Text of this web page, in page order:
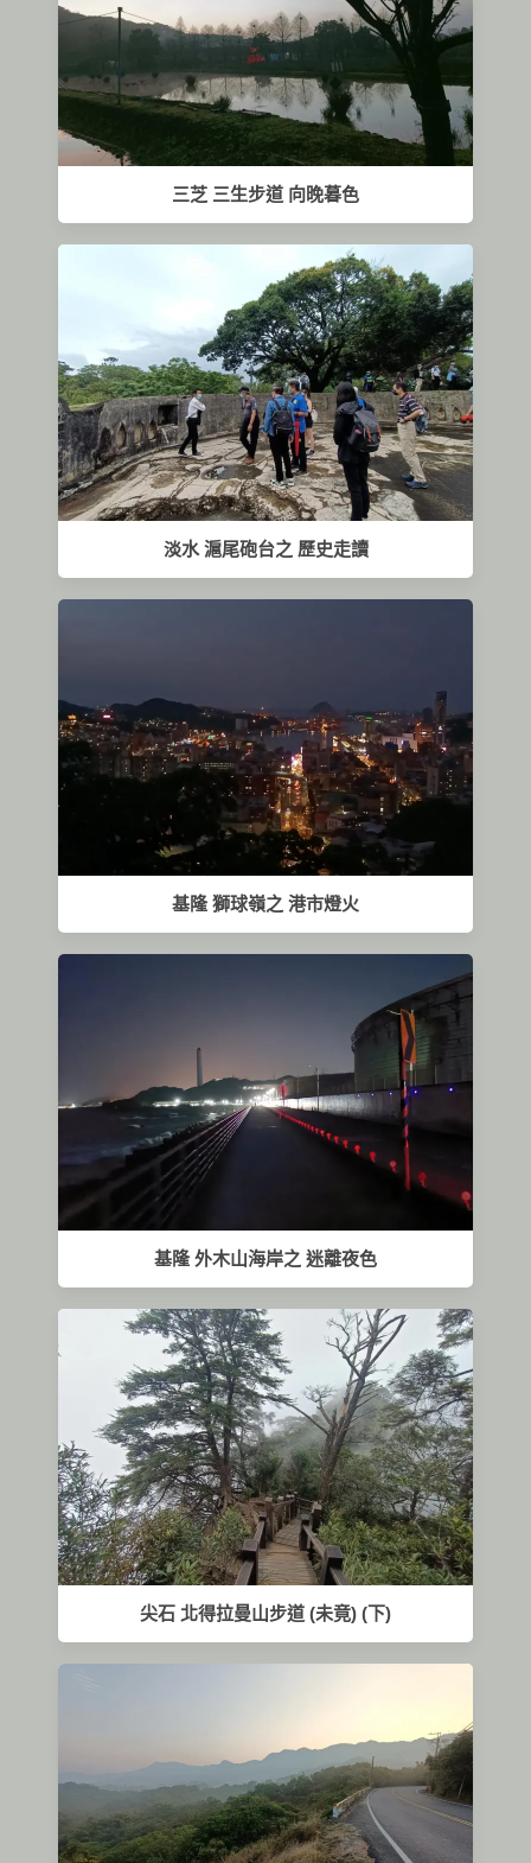
三芝 三生步道 向晚暮色
淡水 滬尾砲台之 歷史走讀
基隆 獅球嶺之 港市燈火
基隆 外木山海岸之 迷離夜色
尖石 北得拉曼山步道 (未竟) (下)